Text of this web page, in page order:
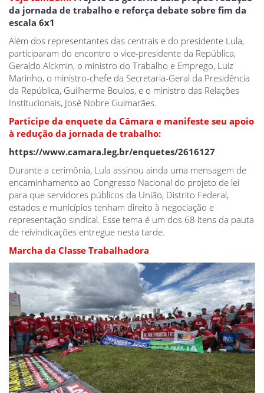
da jornada de trabalho e reforça debate sobre fim da
escala 6x1
Além dos representantes das centrais e do presidente Lula,
participaram do encontro o vice-presidente da República,
Geraldo Alckmin, o ministro do Trabalho e Emprego, Luiz
Marinho, o ministro-chefe da Secretaria-Geral da Presidência
da República, Guilherme Boulos, e o ministro das Relações
Institucionais, José Nobre Guimarães.
Participe da enquete da Câmara e manifeste seu apoio
à redução da jornada de trabalho:
https://www.camara.leg.br/enquetes/2616127
Durante a cerimônia, Lula assinou ainda uma mensagem de
encaminhamento ao Congresso Nacional do projeto de lei
para que servidores públicos da União, Distrito Federal,
estados e municípios tenham direito à negociação e
representação sindical. Esse tema é um dos 68 itens da pauta
de reivindicações entregue nesta tarde.
Marcha da Classe Trabalhadora